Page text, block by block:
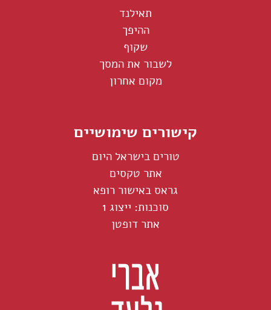
תאילנד
ההיפך
שקוף
לשבור את המסך
מקום אחרון
קישורים שימושיים
טורים בישראל היום
אתר טקסים
גראס באישור רופא
סוכנות: ייצוג 1
אתר דופטן